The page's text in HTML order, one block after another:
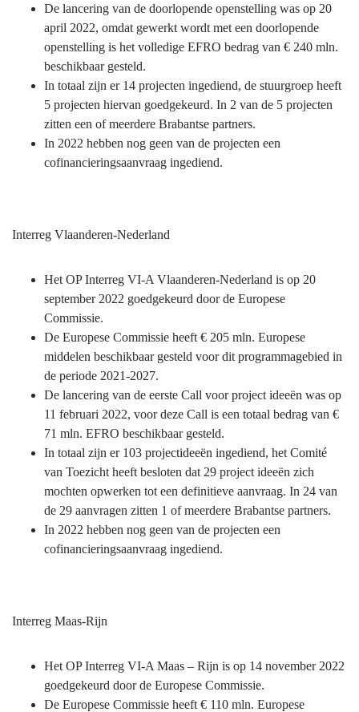
De lancering van de doorlopende openstelling was op 20
april 2022, omdat gewerkt wordt met een doorlopende
openstelling is het volledige EFRO bedrag van € 240 mln.
beschikbaar gesteld.
In totaal zijn er 14 projecten ingediend, de stuurgroep heeft
5 projecten hiervan goedgekeurd. In 2 van de 5 projecten
zitten een of meerdere Brabantse partners.
In 2022 hebben nog geen van de projecten een
cofinancieringsaanvraag ingediend.
Interreg Vlaanderen-Nederland
Het OP Interreg VI-A Vlaanderen-Nederland is op 20
september 2022 goedgekeurd door de Europese
Commissie.
De Europese Commissie heeft € 205 mln. Europese
middelen beschikbaar gesteld voor dit programmagebied in
de periode 2021-2027.
De lancering van de eerste Call voor project ideeën was op
11 februari 2022, voor deze Call is een totaal bedrag van €
71 mln. EFRO beschikbaar gesteld.
In totaal zijn er 103 projectideeën ingediend, het Comité
van Toezicht heeft besloten dat 29 project ideeën zich
mochten opwerken tot een definitieve aanvraag. In 24 van
de 29 aanvragen zitten 1 of meerdere Brabantse partners.
In 2022 hebben nog geen van de projecten een
cofinancieringsaanvraag ingediend.
Interreg Maas-Rijn
Het OP Interreg VI-A Maas – Rijn is op 14 november 2022
goedgekeurd door de Europese Commissie.
De Europese Commissie heeft € 110 mln. Europese